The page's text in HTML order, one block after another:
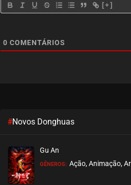
[+]
0 COMENTÁRIOS
#Novos Donghuas
Gu An
GÊNEROS: Ação, Animação,